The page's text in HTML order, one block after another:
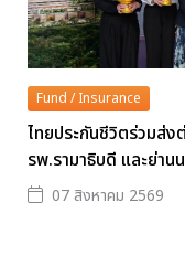
Fund / Insurance
ไทยประกันชีวิตร่วมส่
รพ.รามาธิบดี และย่าน
07 สิงหาคม 2569